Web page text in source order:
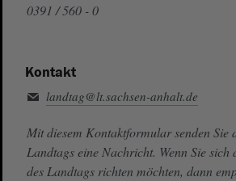
0391 / 560 - 0
Kontakt
landtag@lt.sachsen-anhalt.de
Mit diesem Kontaktformular senden Sie
Landtags eine Nachricht. Wenn Sie sich
des Landtags richten möchten, dann